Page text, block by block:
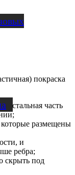
покраска
остальная часть
размещены
и
ребра;
скрыть под